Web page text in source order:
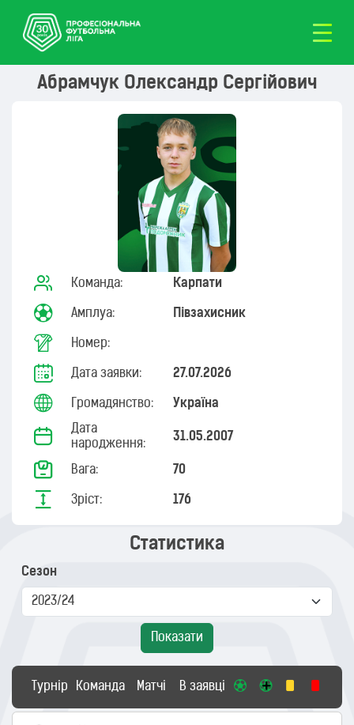
Абрамчук Олександр Сергійович
Команда: Карпати
Амплуа: Півзахисник
Номер:
Дата заявки: 27.07.2026
Громадянство: Україна
Дата
народження:
31.05.2007
Вага: 70
Зріст: 176
Статистика
Сезон
Показати
Турнір Команда Матчі В заявці